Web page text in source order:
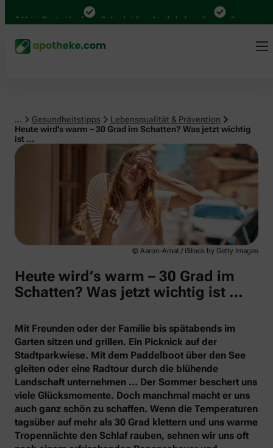
Mal in Deutschland Online bei Ihrer Apotheke bestellen Bequem
... Gesundheitstipps
Lebensqualität & Prävention
Heute wird’s warm – 30 Grad im Schatten? Was jetzt wichtig
ist …
Lebensqualität & Prävention
© Aaron-Amat / iStock by Getty Images
Heute wird’s warm – 30 Grad im
Schatten? Was jetzt wichtig ist …
Mit Freunden oder der Familie bis spätabends im
Garten sitzen und grillen. Ein Picknick auf der
Stadtparkwiese. Mit dem Paddelboot über den See
gleiten oder eine Radtour durch die blühende
Landschaft unternehmen … Der Sommer beschert uns
viele Glücksmomente. Doch manchmal macht er uns
auch ganz schön zu schaffen. Wenn die Temperaturen
tagsüber auf mehr als 30 Grad klettern und uns warme
Tropennächte den Schlaf rauben, sehnen wir uns oft